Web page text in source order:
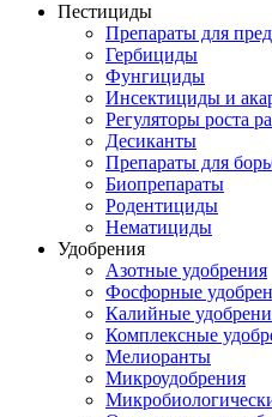
Пестициды
Препараты для
Гербициды
Фунгициды
Инсектициды и
Регуляторы роста
Десиканты
Препараты для
Биопрепараты
Родентициды
Нематициды
Удобрения
Азотные удобрения
Фосфорные
Калийные
Комплексные
Мелиоранты
Микроудобрения